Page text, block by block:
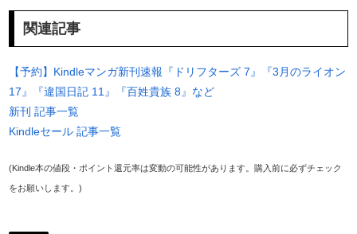
関連記事
【予約】Kindleマンガ新刊速報『ドリフターズ 7』『3月のライオン
17』『違国日記 11』『百姓貴族 8』など
新刊 記事一覧
Kindleセール 記事一覧
(Kindle本の値段・ポイント還元率は変動の可能性があります。購入前に必ずチェック
をお願いします。)